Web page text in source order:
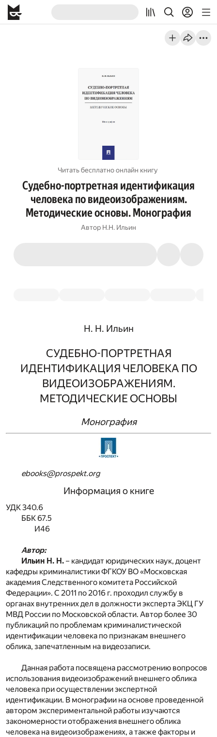
Читать бесплатно онлайн книгу
Судебно-портретная идентификация
человека по видеоизображениям.
Методические основы. Монография
Автор Н.Н. Ильин
Н. Н. Ильин
СУДЕБНО-ПОРТРЕТНАЯ
ИДЕНТИФИКАЦИЯ ЧЕЛОВЕКА ПО
ВИДЕОИЗОБРАЖЕНИЯМ.
МЕТОДИЧЕСКИЕ ОСНОВЫ
Монография
ebooks@prospekt.org
Информация о книге
УДК 340.6
ББК 67.5
И46
Автор:
Ильин Н. Н. – кандидат юридических наук, доцент
кафедры криминалистики ФГКОУ ВО «Московская
академия Следственного комитета Российской
Федерации». С 2011 по 2016 г. проходил службу в
органах внутренних дел в должности эксперта ЭКЦ ГУ
МВД России по Московской области. Автор более 30
публикаций по проблемам криминалистической
идентификации человека по признакам внешнего
облика, запечатленным на видеозаписи.
Данная работа посвящена рассмотрению вопросов
использования видеоизображений внешнего облика
человека при осуществлении экспертной
идентификации. В монографии на основе проведенной
автором экспериментальной работы изучаются
закономерности отображения внешнего облика
человека на видеоизображениях, а также факторы и